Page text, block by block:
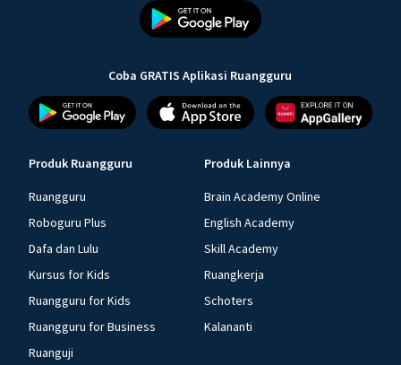
Coba GRATIS Aplikasi Ruangguru
Produk Ruangguru
Ruangguru
Roboguru Plus
Dafa dan Lulu
Kursus for Kids
Ruangguru for Kids
Ruangguru for Business
Ruanguji
Produk Lainnya
Brain Academy Online
English Academy
Skill Academy
Ruangkerja
Schoters
Kalananti